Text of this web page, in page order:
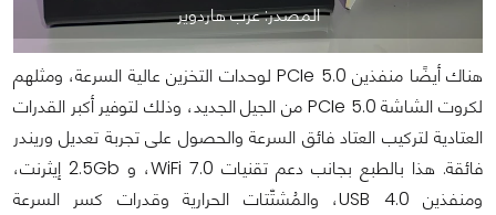
المصدر: عرب هاردوير
هناك أيضًا منفذين PCIe 5.0 لوحدات التخزين عالية السرعة، ومثلهم
لكروت الشاشة PCIe 5.0 من الجيل الجديد، وذلك لتوفير أكبر القدرات
العتادية لتركيب العتاد فائق السرعة والحصول على تجربة تعديل وريندر
فائقة. هذا بالطبع بجانب دعم تقنيات WiFi 7.0، و 2.5Gb إيثرنت،
ومنفذين USB 4.0، والمُشتّتات الحرارية وقدرات كسر السرعة